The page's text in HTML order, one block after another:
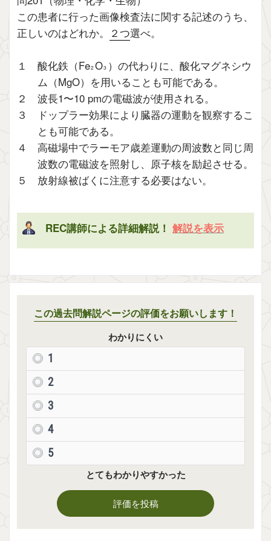
この患者に行った画像検査法に関する記述のうち、
正しいのはどれか。
２つ選べ。
１ 酸化鉄（Fe2O3 ）の代わりに、酸化マグネシウ
ム（MgO）を用いることも可能である。
２ 波長1〜10 pmの電磁波が使用される。
３ ドップラー効果により臓器の運動を観察するこ
とも可能である。
４ 高磁場中でラーモア歳差運動の周波数と同じ周
波数の電磁波を照射し、原子核を励起させる。
５ 放射線被ばくに注意する必要はない。
REC講師による詳細解説！ 解説を表示
この過去問解説ページの評価をお願いします！
わかりにくい
1
2
3
4
5
とてもわかりやすかった
評価を投稿